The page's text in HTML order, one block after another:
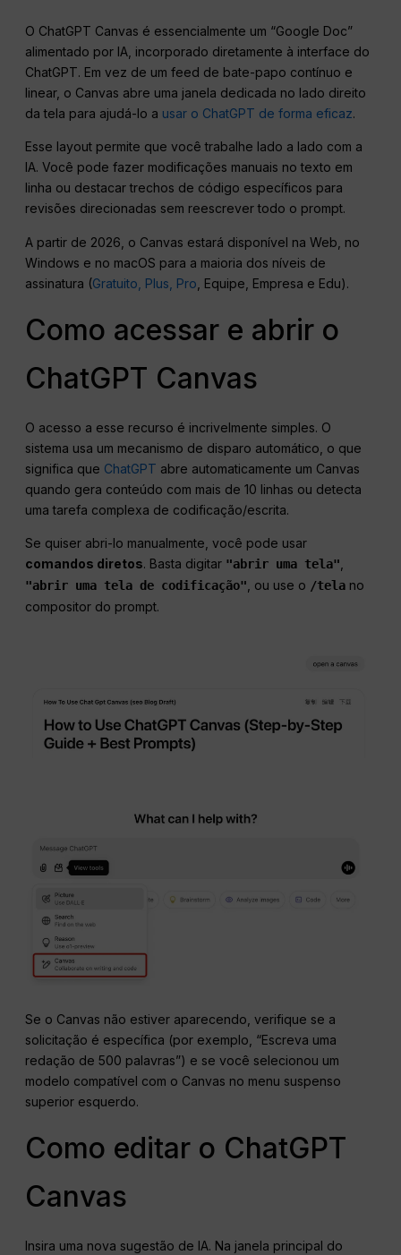
O ChatGPT Canvas é essencialmente um “Google Doc”
alimentado por IA, incorporado diretamente à interface do
ChatGPT. Em vez de um feed de bate-papo contínuo e
linear, o Canvas abre uma janela dedicada no lado direito
da tela para ajudá-lo a usar o ChatGPT de forma eficaz.
Esse layout permite que você trabalhe lado a lado com a
IA. Você pode fazer modificações manuais no texto em
linha ou destacar trechos de código específicos para
revisões direcionadas sem reescrever todo o prompt.
A partir de 2026, o Canvas estará disponível na Web, no
Windows e no macOS para a maioria dos níveis de
assinatura (Gratuito, Plus, Pro , Equipe, Empresa e Edu).
Como acessar e abrir o
ChatGPT Canvas
O acesso a esse recurso é incrivelmente simples. O
sistema usa um mecanismo de disparo automático, o que
significa que ChatGPT abre automaticamente um Canvas
quando gera conteúdo com mais de 10 linhas ou detecta
uma tarefa complexa de codificação/escrita.
Se quiser abri-lo manualmente, você pode usar
comandos diretos. Basta digitar "abrir uma tela",
"abrir uma tela de codificação", ou use o /tela no
compositor do prompt.
Se o Canvas não estiver aparecendo, verifique se a
solicitação é específica (por exemplo, “Escreva uma
redação de 500 palavras”) e se você selecionou um
modelo compatível com o Canvas no menu suspenso
superior esquerdo.
Como editar o ChatGPT
Canvas
Insira uma nova sugestão de IA. Na janela principal do